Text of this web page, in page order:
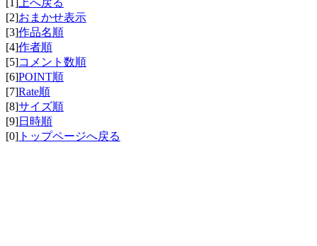
[1] 上へ戻る
[2]おまかせ表示
[3]作品名順
[4]作者順
[5]コメント数順
[6]POINT順
[7]Rate順
[8]サイズ順
[9]日時順
[0] トップページへ戻る